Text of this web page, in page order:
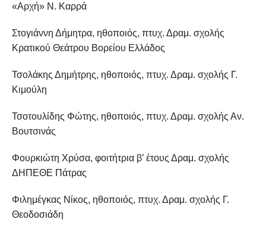
«Αρχή» Ν. Καρρά
Στογιάννη Δήμητρα, ηθοποιός, πτυχ. Δραμ. σχολής
Κρατικού Θεάτρου Βορείου Ελλάδος
Τσολάκης Δημήτρης, ηθοποιός, πτυχ. Δραμ. σχολής Γ.
Κιμούλη
Τσοτουλίδης Φώτης, ηθοποιός, πτυχ. Δραμ. σχολής Αν.
Βουτσινάς
Φουρκιώτη Χρύσα, φοιτήτρια β’ έτους Δραμ. σχολής
ΔΗΠΕΘΕ Πάτρας
Φιλημέγκας Νίκος, ηθοποιός, πτυχ. Δραμ. σχολής Γ.
Θεοδοσιάδη